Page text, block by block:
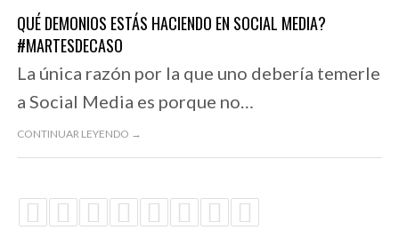
QUÉ DEMONIOS ESTÁS HACIENDO EN SOCIAL MEDIA?
#MARTESDECASO
La única razón por la que uno debería temerle
a Social Media es porque no…
CONTINUAR LEYENDO →